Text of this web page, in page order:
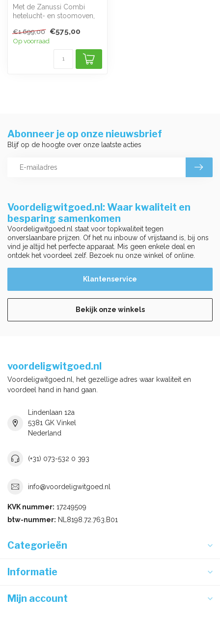
Met de Zanussi Combi
hetelucht- en stoomoven,
van veelz...
€1.699,00 €575,00
Op voorraad
Voordeligwitgoed.nl: Waar kwaliteit en
besparing samenkomen
Voordeligwitgoed.nl staat voor topkwaliteit tegen
onverslaanbare prijzen. Of het nu inbouw of vrijstaand is, bij ons
vind je altijd het perfecte apparaat. Mis geen enkele deal en
ontdek het voordeel zelf. Bezoek nu onze winkel of online.
Klantenservice
Bekijk onze winkels
Abonneer je op onze nieuwsbrief
Blijf op de hoogte over onze laatste acties
voordeligwitgoed.nl
Voordeligwitgoed.nl, het gezellige adres waar kwaliteit en
voordeel hand in hand gaan.
Lindenlaan 12a
5381 GK Vinkel
Nederland
(+31) 073-532 0 393
info@voordeligwitgoed.nl
KVK nummer: 17249509
btw-nummer: NL8198.72.763.B01
Categorieën
Informatie
Mijn account